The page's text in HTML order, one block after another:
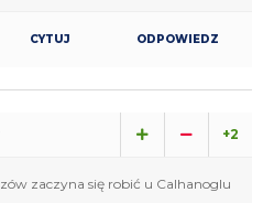
CYTUJ ODPOWIEDZ
+2
zaczyna się robić u Calhanoglu